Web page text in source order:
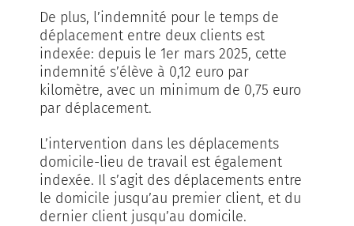
De plus, l’indemnité pour le temps de
déplacement entre deux clients est
indexée: depuis le 1er mars 2025, cette
indemnité s’élève à 0,12 euro par
kilomètre, avec un minimum de 0,75 euro
par déplacement.
L’intervention dans les déplacements
domicile-lieu de travail est également
indexée. Il s’agit des déplacements entre
le domicile jusqu’au premier client, et du
dernier client jusqu’au domicile.